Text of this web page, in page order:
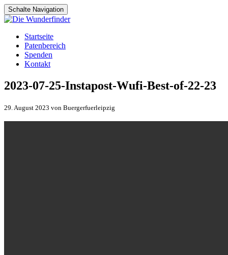
Schalte Navigation
Zum
Inhalt
springen
Startseite
Patenbereich
Spenden
Kontakt
2023-07-25-Instapost-Wufi-Best-of-22-23
29. August 2023 von Buergerfuerleipzig